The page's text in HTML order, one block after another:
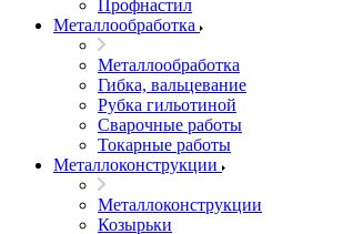
Профнастил
Металлообработка
Металлообработка
Гибка, вальцевание
Рубка гильотиной
Сварочные работы
Токарные работы
Металлоконструкции
Металлоконструкции
Козырьки